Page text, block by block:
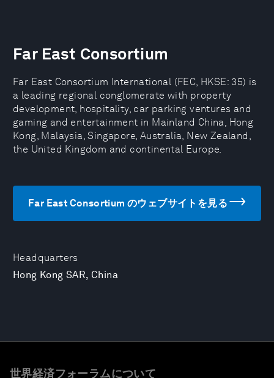
Headquarters
Hong Kong SAR, China
Far East Consortium
Far East Consortium International (FEC, HKSE: 35) is
a leading regional conglomerate with property
development, hospitality, car parking ventures and
gaming and entertainment in Mainland China, Hong
Kong, Malaysia, Singapore, Australia, New Zealand,
the United Kingdom and continental Europe.
Far East Consortium のウェブサイトを見る
世界経済フォーラムについて